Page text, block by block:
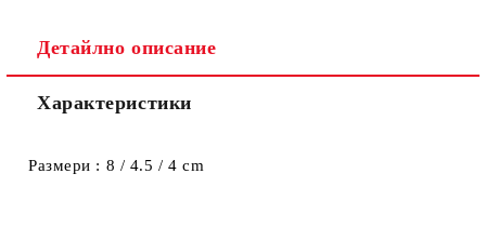
Детайлно описание
Характеристики
Размери : 8 / 4.5 / 4 cm